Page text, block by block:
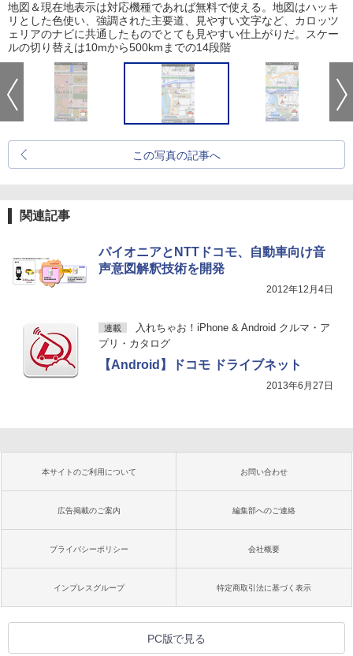
地図＆現在地表示は対応機種であれば無料で使える。地図はハッキ
リとした色使い、強調された主要道、見やすい文字など、カロッツ
ェリアのナビに共通したものでとても見やすい仕上がりだ。スケー
ルの切り替えは10mから500kmまでの14段階
この写真の記事へ
関連記事
パイオニアとNTTドコモ、自動車向け音
声意図解釈技術を開発
2012年12月4日
連載
入れちゃお！iPhone & Android クルマ・ア
プリ・カタログ
【Android】ドコモ ドライブネット
2013年6月27日
本サイトのご利用について お問い合わせ
広告掲載のご案内 編集部へのご連絡
プライバシーポリシー 会社概要
インプレスグループ 特定商取引法に基づく表示
PC版で見る